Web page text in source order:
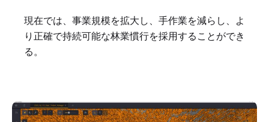
現在では、事業規模を拡大し、手作業を減らし、よ
り正確で持続可能な林業慣行を採用することができ
る。